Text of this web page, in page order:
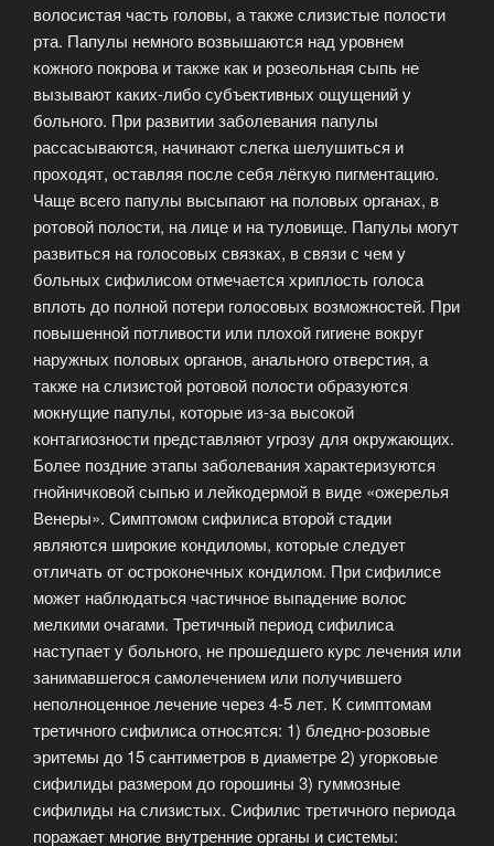
волосистая часть головы, а также слизистые полости
рта. Папулы немного возвышаются над уровнем
кожного покрова и также как и розеольная сыпь не
вызывают каких-либо субъективных ощущений у
больного. При развитии заболевания папулы
рассасываются, начинают слегка шелушиться и
проходят, оставляя после себя лёгкую пигментацию.
Чаще всего папулы высыпают на половых органах, в
ротовой полости, на лице и на туловище. Папулы могут
развиться на голосовых связках, в связи с чем у
больных сифилисом отмечается хриплость голоса
вплоть до полной потери голосовых возможностей. При
повышенной потливости или плохой гигиене вокруг
наружных половых органов, анального отверстия, а
также на слизистой ротовой полости образуются
мокнущие папулы, которые из-за высокой
контагиозности представляют угрозу для окружающих.
Более поздние этапы заболевания характеризуются
гнойничковой сыпью и лейкодермой в виде «ожерелья
Венеры». Симптомом сифилиса второй стадии
являются широкие кондиломы, которые следует
отличать от остроконечных кондилом. При сифилисе
может наблюдаться частичное выпадение волос
мелкими очагами. Третичный период сифилиса
наступает у больного, не прошедшего курс лечения или
занимавшегося самолечением или получившего
неполноценное лечение через 4-5 лет. К симптомам
третичного сифилиса относятся: 1) бледно-розовые
эритемы до 15 сантиметров в диаметре 2) угорковые
сифилиды размером до горошины 3) гуммозные
сифилиды на слизистых. Сифилис третичного периода
поражает многие внутренние органы и системы: